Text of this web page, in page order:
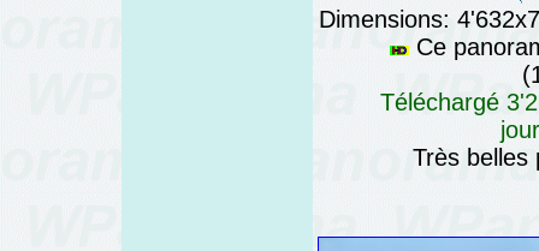
Dimensions:
Ce
Téléchargé
Très belles